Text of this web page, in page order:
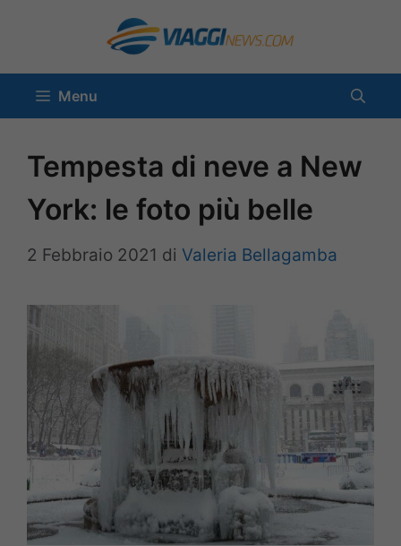
contenuto
Menu
Tempesta di neve a New
York: le foto più belle
2 Febbraio 2021 di Valeria Bellagamba